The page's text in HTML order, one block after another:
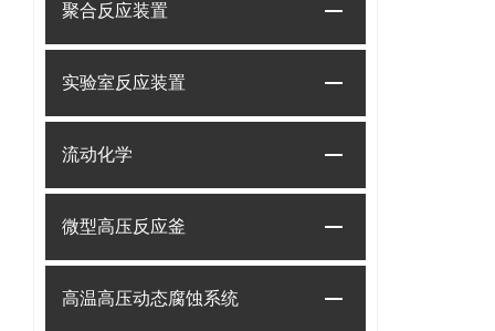
聚合反应装置
实验室反应装置
流动化学
微型高压反应釜
高温高压动态腐蚀系统